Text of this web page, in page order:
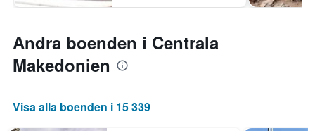
Andra boenden i Centrala
Makedonien
Visa alla boenden i 15 339